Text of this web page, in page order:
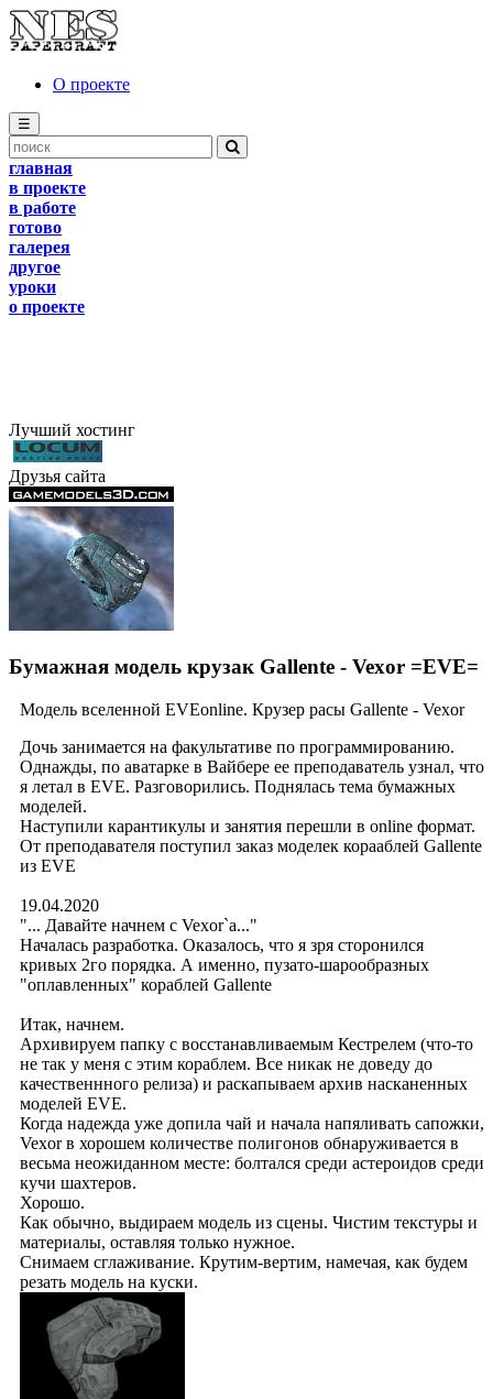
О проекте
☰
главная
в проекте
в работе
готово
галерея
другое
уроки
о проекте
Лучший хостинг
Друзья сайта
Бумажная модель крузак Gallente - Vexor =EVE=
Модель вселенной EVEonline. Крузер расы Gallente - Vexor
Дочь занимается на факультативе по программированию.
Однажды, по аватарке в Вайбере ее преподаватель узнал, что
я летал в EVE. Разговорились. Поднялась тема бумажных
моделей.
Наступили карантикулы и занятия перешли в online формат.
От преподавателя поступил заказ моделек корааблей Gallente
из EVE
19.04.2020
"... Давайте начнем с Vexor`a..."
Началась разработка. Оказалось, что я зря сторонился
кривых 2го порядка. А именно, пузато-шарообразных
"оплавленных" кораблей Gallente
Итак, начнем.
Архивируем папку с восстанавливаемым Кестрелем (что-то
не так у меня с этим кораблем. Все никак не доведу до
качественнного релиза) и раскапываем архив насканенных
моделей EVE.
Когда надежда уже допила чай и начала напяливать сапожки,
Vexor в хорошем количестве полигонов обнаруживается в
весьма неожиданном месте: болтался среди астероидов среди
кучи шахтеров.
Хорошо.
Как обычно, выдираем модель из сцены. Чистим текстуры и
материалы, оставляя только нужное.
Снимаем сглаживание. Крутим-вертим, намечая, как будем
резать модель на куски.